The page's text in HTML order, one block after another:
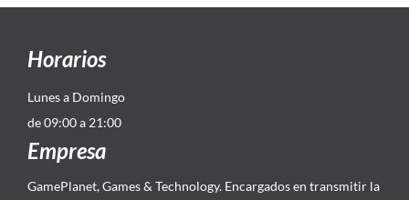
Horarios
Lunes a Domingo
de 09:00 a 21:00
Empresa
GamePlanet, Games & Technology. Encargados en transmitir la